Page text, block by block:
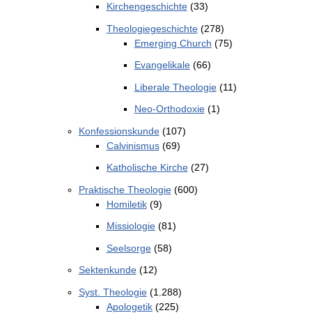
Kirchengeschichte(33)
Theologiegeschichte(278)
Emerging Church (75)
Evangelikale(66)
Liberale Theologie(11)
Neo-Orthodoxie(1)
Konfessionskunde(107)
Calvinismus(69)
Katholische Kirche(27)
Praktische Theologie(600)
Homiletik(9)
Missiologie(81)
Seelsorge(58)
Sektenkunde(12)
Syst. Theologie(1.288)
Apologetik(225)